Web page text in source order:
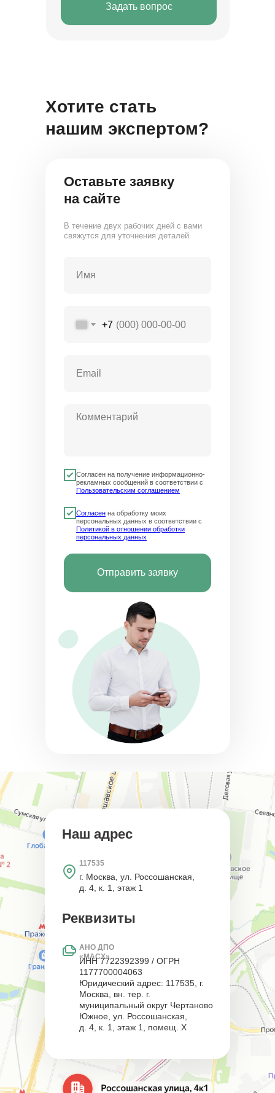
Задать вопрос
Хотите стать
нашим экспертом?
Оставьте заявку
на сайте
В течение двух рабочих дней с вами
свяжутся для уточнения деталей
+7
Согласен на получение информационно-
рекламных сообщений в соответствии с
Пользовательским соглашением
Согласен на обработку моих
персональных данных в соответствии с
Политикой в отношении обработки
персональных данных
Отправить заявку
Наш адрес
117535
г. Москва, ул. Россошанская,
д. 4, к. 1, этаж 1
Реквизиты
АНО ДПО
«МАСХ»
ИНН 7722392399 / ОГРН
1177700004063
Юридический адрес: 117535, г.
Москва, вн. тер. г.
муниципальный округ Чертаново
Южное, ул. Россошанская,
д. 4, к. 1, этаж 1, помещ. Х